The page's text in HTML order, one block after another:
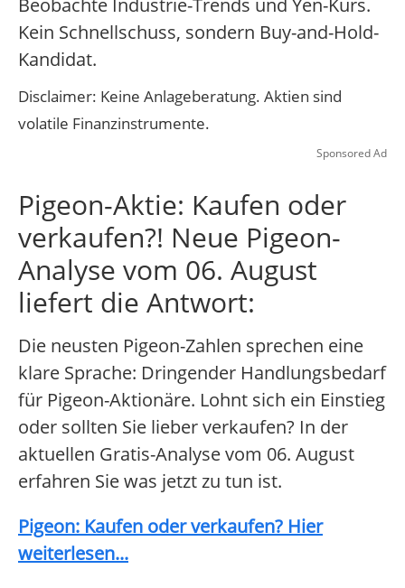
Beobachte Industrie-Trends und Yen-Kurs.
Kein Schnellschuss, sondern Buy-and-Hold-
Kandidat.
Disclaimer: Keine Anlageberatung. Aktien sind
volatile Finanzinstrumente.
Sponsored Ad
Pigeon-Aktie: Kaufen oder
verkaufen?! Neue Pigeon-
Analyse vom 06. August
liefert die Antwort:
Die neusten Pigeon-Zahlen sprechen eine
klare Sprache: Dringender Handlungsbedarf
für Pigeon-Aktionäre. Lohnt sich ein Einstieg
oder sollten Sie lieber verkaufen? In der
aktuellen Gratis-Analyse vom 06. August
erfahren Sie was jetzt zu tun ist.
Pigeon: Kaufen oder verkaufen? Hier
weiterlesen...